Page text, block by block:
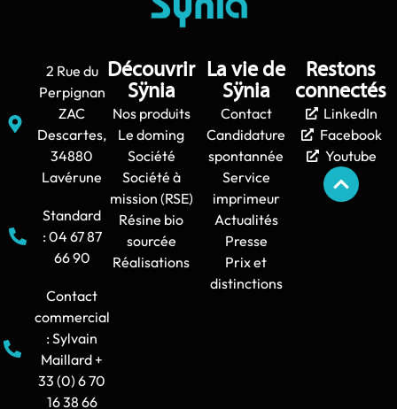
2 Rue du
Perpignan
ZAC
Descartes,
34880
Lavérune
Standard
: 04 67 87
66 90
Contact
commercial
: Sylvain
Maillard +
33 (0) 6 70
16 38 66
Découvrir
Sÿnia
Nos produits
Le doming
Société
Société à
mission (RSE)
Résine bio
sourcée
Réalisations
La vie de
Sÿnia
Contact
Candidature
spontannée
Service
imprimeur
Actualités
Presse
Prix et
distinctions
Restons
connectés
LinkedIn
Facebook
Youtube